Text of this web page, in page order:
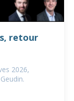
retour
2026,